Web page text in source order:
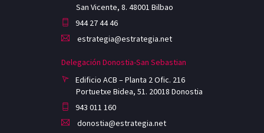
San Vicente, 8. 48001 Bilbao
944 27 44 46
estrategia@estrategia.net
Delegación Donostia-San Sebastian
Edificio ACB – Planta 2 Ofic. 216
Portuetxe Bidea, 51. 20018 Donostia
943 011 160
donostia@estrategia.net